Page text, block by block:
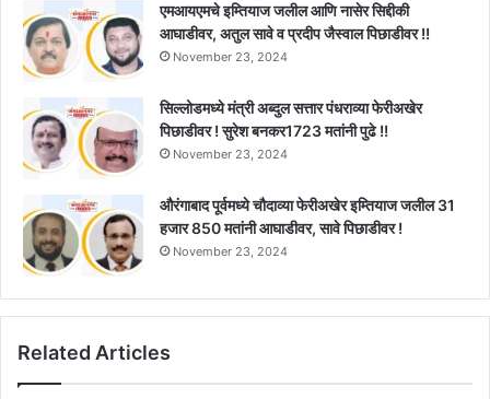
एमआयएमचे इम्तियाज जलील आणि नासेर सिद्दीकी
आघाडीवर, अतुल सावे व प्रदीप जैस्वाल पिछाडीवर !!
November 23, 2024
सिल्लोडमध्ये मंत्री अब्दुल सत्तार पंधराव्या फेरीअखेर
पिछाडीवर ! सुरेश बनकर1723 मतांनी पुढे !!
November 23, 2024
औरंगाबाद पूर्वमध्ये चौदाव्या फेरीअखेर इम्तियाज जलील 31
हजार 850 मतांनी आघाडीवर, सावे पिछाडीवर !
November 23, 2024
Related Articles